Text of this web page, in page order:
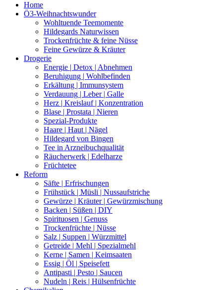
Home
Ö3-Weihnachtswunder
Wohltuende Teemomente
Hildegards Naturwissen
Trockenfrüchte & feine Nüsse
Feine Gewürze & Kräuter
Drogerie
Energie | Detox | Abnehmen
Beruhigung | Wohlbefinden
Erkältung | Immunsystem
Verdauung | Leber | Galle
Herz | Kreislauf | Konzentration
Blase | Prostata | Nieren
Spezial-Produkte
Haare | Haut | Nägel
Hildegard von Bingen
Tee in Arzneibuchqualität
Räucherwerk | Edelharze
Früchtetee
Reform
Säfte | Erfrischungen
Frühstück | Müsli | Nussaufstriche
Gewürze | Kräuter | Gewürzmischung
Backen | Süßen | DIY
Spirituosen | Genuss
Trockenfrüchte | Nüsse
Salz | Suppen | Würzmittel
Getreide | Mehl | Spezialmehl
Kerne | Samen | Keimsaaten
Essig | Öl | Speisefett
Antipasti | Pesto | Saucen
Nudeln | Reis | Hülsenfrüchte